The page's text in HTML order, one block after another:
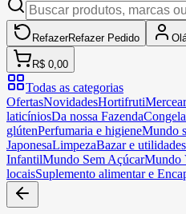
RefazerRefazer Pedido
R$ 0,00
Todas as categorias
OfertasNovidadesHortifruti
laticíniosDa nossa Fazenda
glútenPerfumaria e higieneMundo
JaponesaLimpezaBazar e utilidades
InfantilMundo Sem AçúcarMundo
locaisSuplemento alimentar e